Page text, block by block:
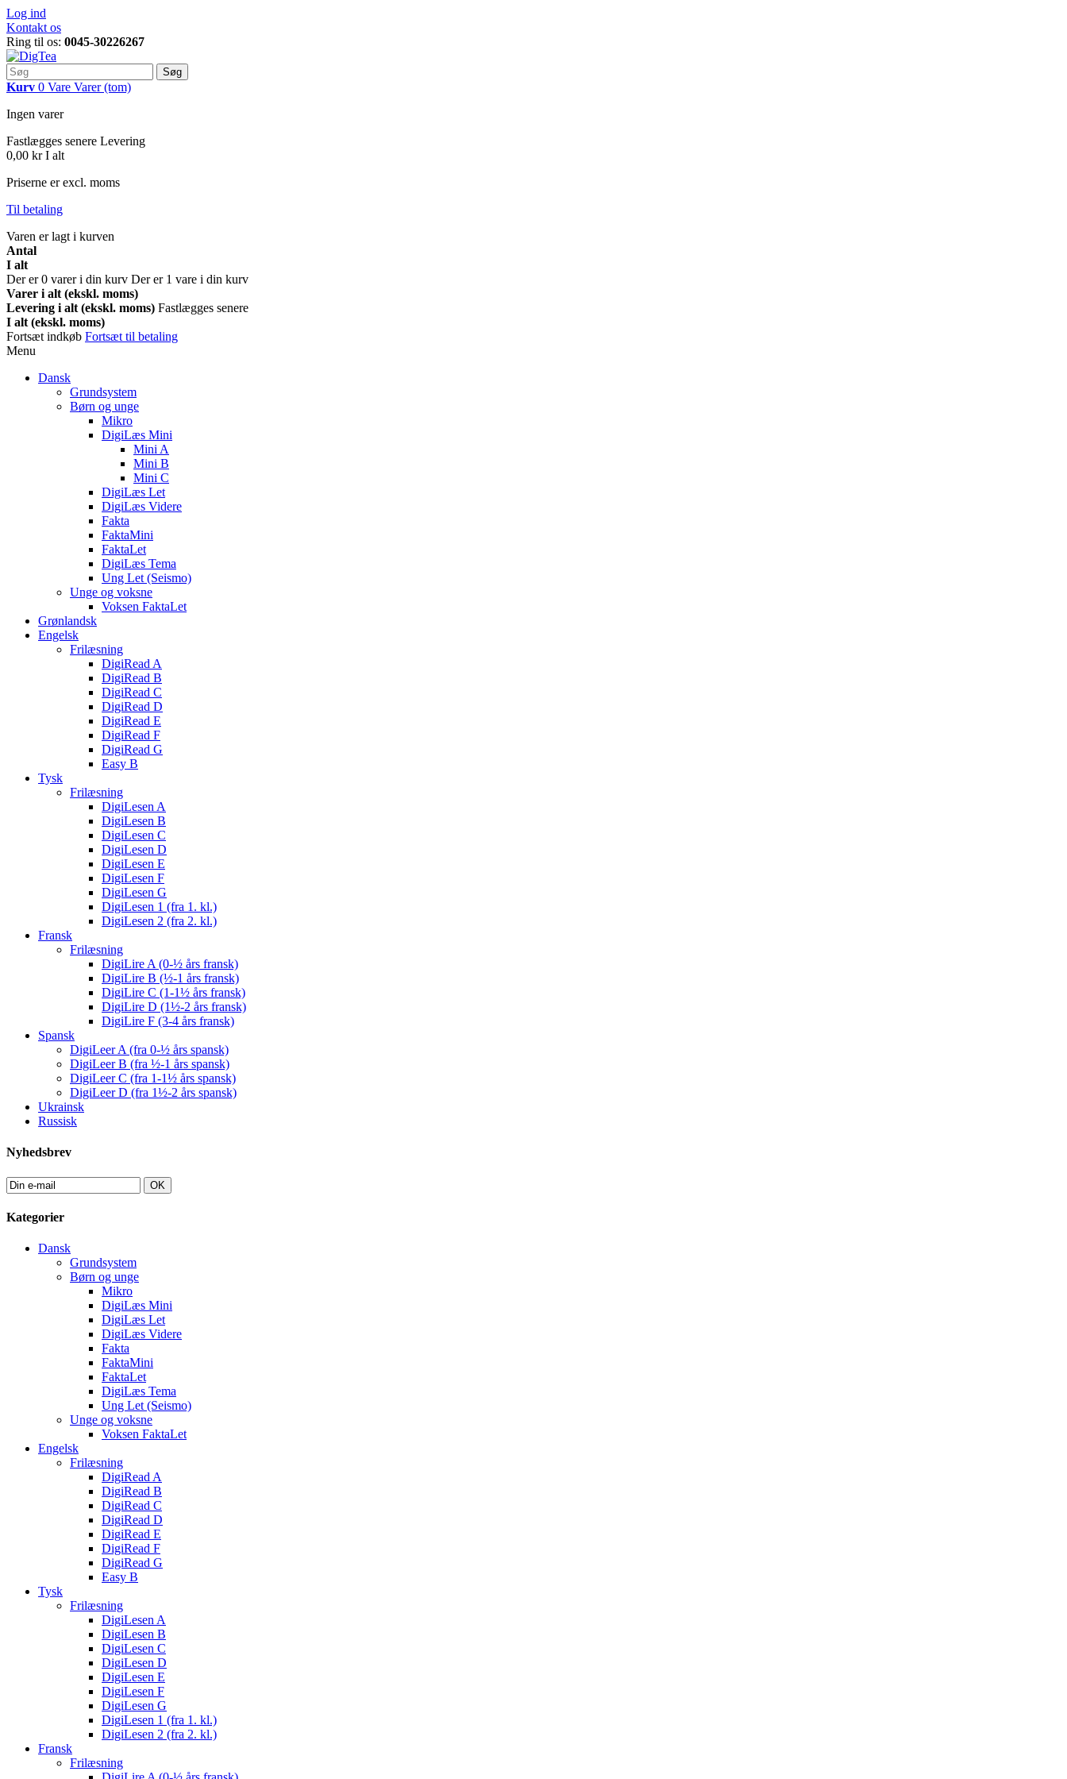
Log ind
Kontakt os
Ring til os: 0045-30226267
Søg
Kurv 0 Vare Varer (tom)
Ingen varer
Fastlægges senere Levering
0,00 kr I alt
Priserne er excl. moms
Til betaling
Varen er lagt i kurven
Antal
I alt
Der er0 varer i din kurv Der er 1 vare i din kurv
Varer i alt (ekskl. moms)
Levering i alt (ekskl. moms) Fastlægges senere
I alt (ekskl. moms)
Fortsæt indkøb Fortsæt til betaling
Menu
Dansk
Grundsystem
Børn og unge
Mikro
DigiLæs Mini
Mini A
Mini B
Mini C
DigiLæs Let
DigiLæs Videre
Fakta
FaktaMini
FaktaLet
DigiLæs Tema
Ung Let (Seismo)
Unge og voksne
Voksen FaktaLet
Grønlandsk
Engelsk
Frilæsning
DigiRead A
DigiRead B
DigiRead C
DigiRead D
DigiRead E
DigiRead F
DigiRead G
Easy B
Tysk
Frilæsning
DigiLesen A
DigiLesen B
DigiLesen C
DigiLesen D
DigiLesen E
DigiLesen F
DigiLesen G
DigiLesen 1 (fra 1. kl.)
DigiLesen 2 (fra 2. kl.)
Fransk
Frilæsning
DigiLire A (0-½ års fransk)
DigiLire B (½-1 års fransk)
DigiLire C (1-1½ års fransk)
DigiLire D (1½-2 års fransk)
DigiLire F (3-4 års fransk)
Spansk
DigiLeer A (fra 0-½ års spansk)
DigiLeer B (fra ½-1 års spansk)
DigiLeer C (fra 1-1½ års spansk)
DigiLeer D (fra 1½-2 års spansk)
Ukrainsk
Russisk
Nyhedsbrev
OK
Kategorier
Dansk
Grundsystem
Børn og unge
Mikro
DigiLæs Mini
DigiLæs Let
DigiLæs Videre
Fakta
FaktaMini
FaktaLet
DigiLæs Tema
Ung Let (Seismo)
Unge og voksne
Voksen FaktaLet
Engelsk
Frilæsning
DigiRead A
DigiRead B
DigiRead C
DigiRead D
DigiRead E
DigiRead F
DigiRead G
Easy B
Tysk
Frilæsning
DigiLesen A
DigiLesen B
DigiLesen C
DigiLesen D
DigiLesen E
DigiLesen F
DigiLesen G
DigiLesen 1 (fra 1. kl.)
DigiLesen 2 (fra 2. kl.)
Fransk
Frilæsning